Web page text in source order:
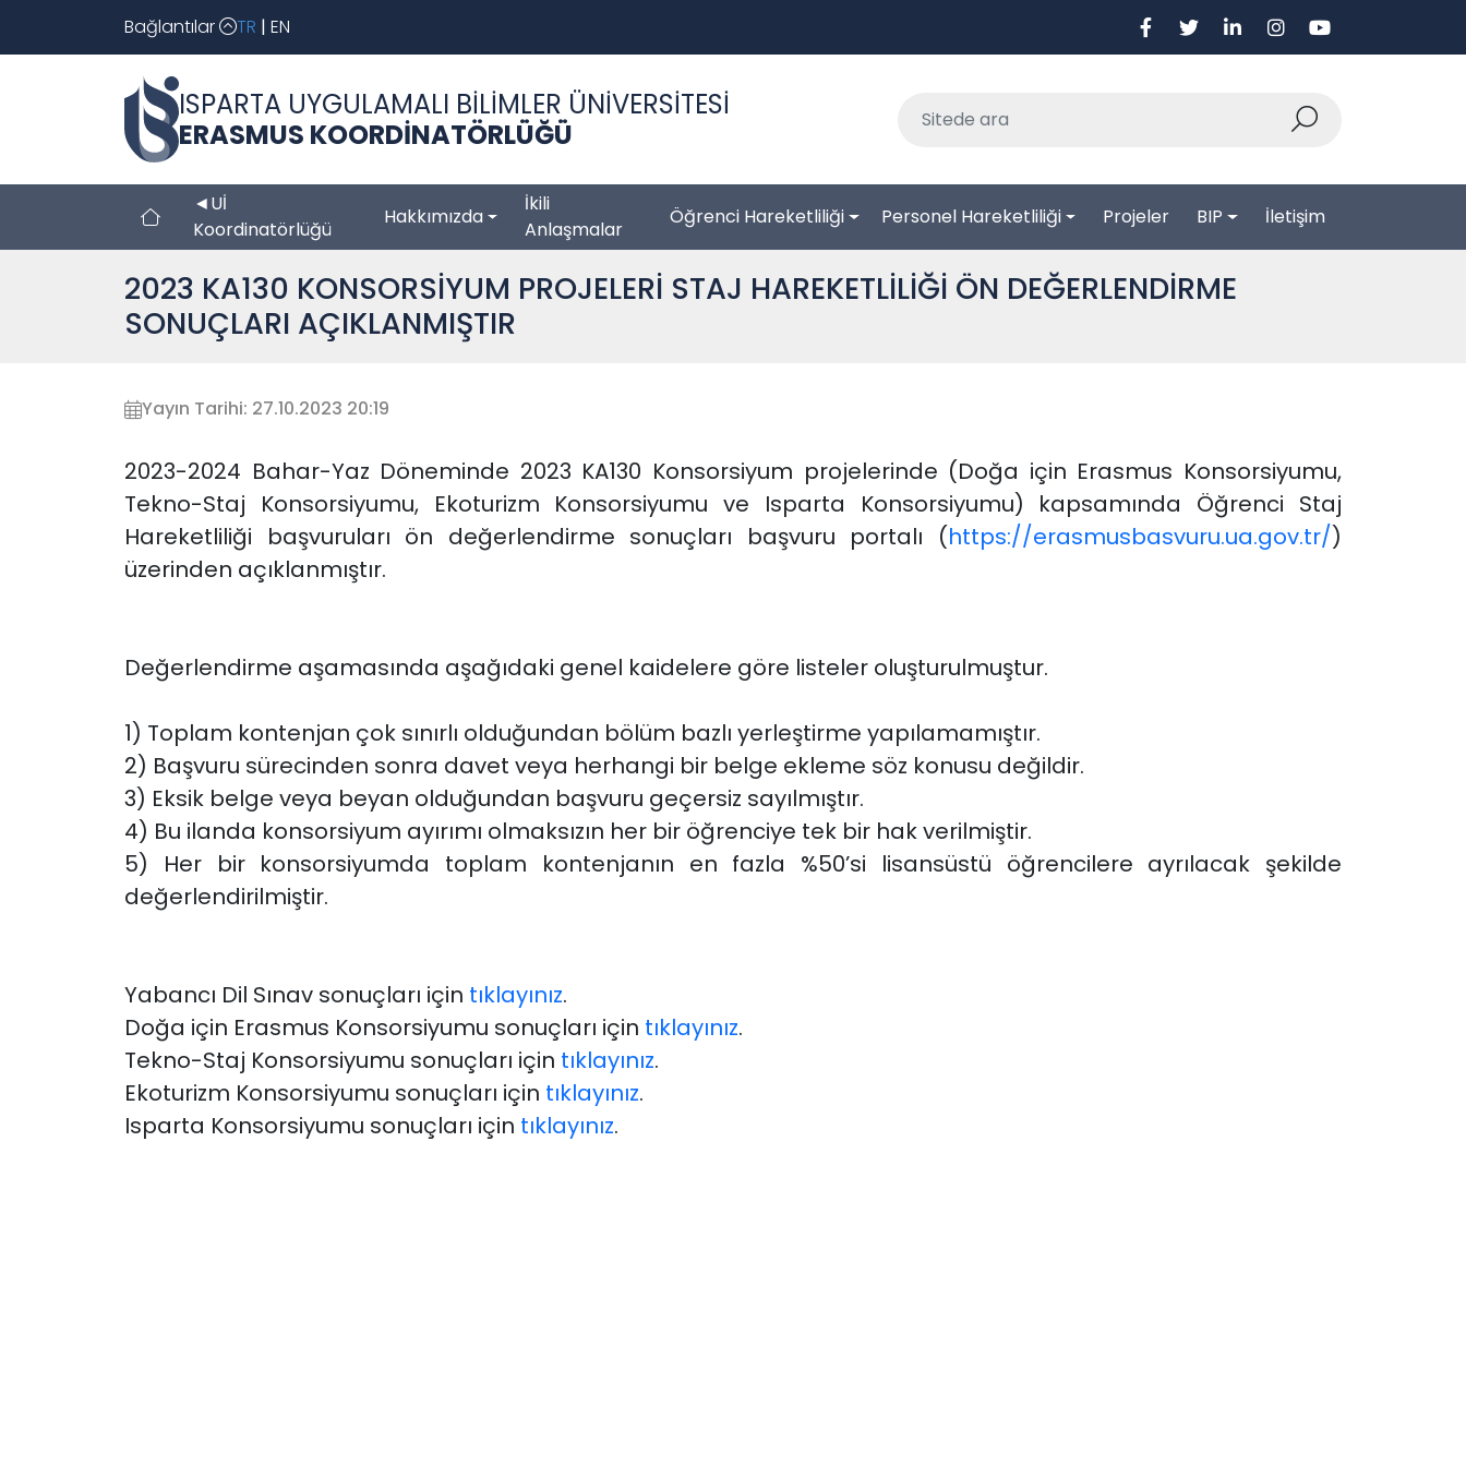
Bağlantılar TR | EN
ISPARTA UYGULAMALI BİLİMLER ÜNİVERSİTESİ
ERASMUS KOORDİNATÖRLÜĞÜ
◄Uİ
Koordinatörlüğü
Hakkımızda
İkili
Anlaşmalar
Öğrenci Hareketliliği Personel Hareketliliği Projeler BIP İletişim
2023 KA130 KONSORSİYUM PROJELERİ STAJ HAREKETLİLİĞİ ÖN DEĞERLENDİRME
SONUÇLARI AÇIKLANMIŞTIR
Yayın Tarihi: 27.10.2023 20:19
2023-2024 Bahar-Yaz Döneminde 2023 KA130 Konsorsiyum projelerinde (Doğa için Erasmus Konsorsiyumu,
Tekno-Staj Konsorsiyumu, Ekoturizm Konsorsiyumu ve Isparta Konsorsiyumu) kapsamında Öğrenci Staj
Hareketliliği başvuruları ön değerlendirme sonuçları başvuru portalı (https://erasmusbasvuru.ua.gov.tr/)
üzerinden açıklanmıştır.
Değerlendirme aşamasında aşağıdaki genel kaidelere göre listeler oluşturulmuştur.
1) Toplam kontenjan çok sınırlı olduğundan bölüm bazlı yerleştirme yapılamamıştır.
2) Başvuru sürecinden sonra davet veya herhangi bir belge ekleme söz konusu değildir.
3) Eksik belge veya beyan olduğundan başvuru geçersiz sayılmıştır.
4) Bu ilanda konsorsiyum ayırımı olmaksızın her bir öğrenciye tek bir hak verilmiştir.
5) Her bir konsorsiyumda toplam kontenjanın en fazla %50’si lisansüstü öğrencilere ayrılacak şekilde
değerlendirilmiştir.
Yabancı Dil Sınav sonuçları için tıklayınız.
Doğa için Erasmus Konsorsiyumu sonuçları için tıklayınız.
Tekno-Staj Konsorsiyumu sonuçları için tıklayınız.
Ekoturizm Konsorsiyumu sonuçları için tıklayınız.
Isparta Konsorsiyumu sonuçları için tıklayınız.